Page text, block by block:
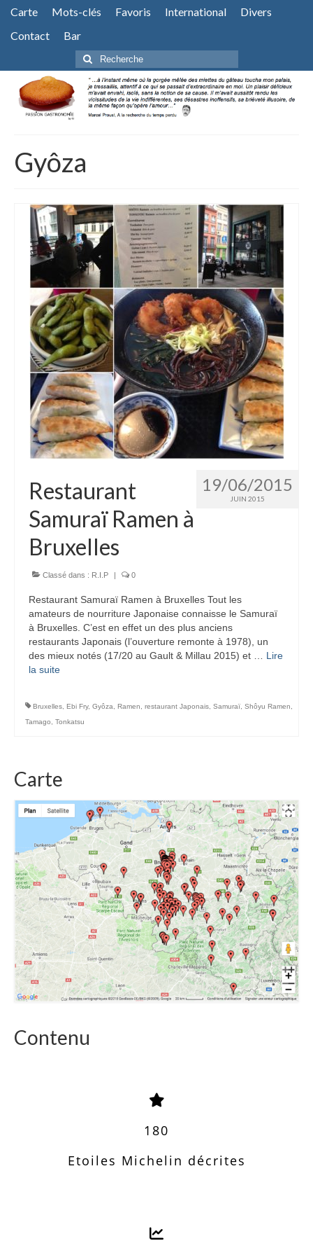
Carte Mots-clés Favoris International
Divers
Contact
Bar
Rechercher
:
Gyôza
19/06/2015
JUIN 2015
Restaurant
Samuraï Ramen à
Bruxelles
Classé dans : R.I.P | 0
Restaurant Samuraï Ramen à Bruxelles Tout les
amateurs de nourriture Japonaise connaisse le Samuraï
à Bruxelles. C’est en effet un des plus anciens
restaurants Japonais (l’ouverture remonte à 1978), un
des mieux notés (17/20 au Gault & Millau 2015) et … Lire
la suite­­
Bruxelles Ebi Fry, Gyôza Ramen restaurant Japonais Samuraï Shôyu Ramen
Tamago
Tonkatsu
Carte
Contenu
180
Etoiles Michelin décrites